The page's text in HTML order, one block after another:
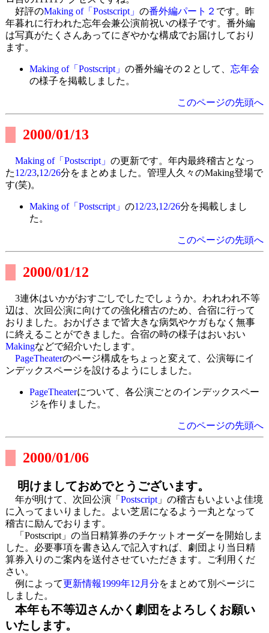
好評のMaking of「Postscript」 の番外編パート２ です。昨
年暮れに行われた忘年会兼公演前祝いの様子です。番外編
は写真がたくさんあってにぎやかな構成でお届けしており
ます。
Making of「Postscript」 の番外編その２として、 忘年会
の様子を掲載しました。
このページの先頭へ
2000/01/13
Making of「Postscript」 の更新です。年内最終稽古となっ
た12/23,12/26分をまとめました。管理人久々のMaking登場で
す(笑)。
Making of「Postscript」 の12/23,12/26分を掲載しまし
た。
このページの先頭へ
2000/01/12
3連休はいかがおすごしでしたでしょうか。われわれ不等
辺は、次回公演に向けての強化稽古のため、合宿に行って
おりました。おかげさまで皆大きな病気やケガもなく無事
に終えることができました。合宿の時の様子はおいおい
Makingなどで紹介いたします。
PageTheaterのページ構成をちょっと変えて、公演毎にイ
ンデックスページを設けるようにしました。
PageTheaterについて、各公演ごとのインデックスペー
ジを作りました。
このページの先頭へ
2000/01/06
明けましておめでとうございます。
年が明けて、次回公演「 Postscript」の稽古もいよいよ佳境
に入ってまいりました。よい芝居になるよう一丸となって
稽古に励んでおります。
「Postscript」の当日精算券のチケットオーダーを開始しま
した。必要事項を書き込んで記入すれば、劇団より当日精
算券入りのご案内を送付させていただきます。ご利用くだ
さい。
例によって更新情報1999年12月分をまとめて別ページに
しました。
本年も不等辺さんかく劇団をよろしくお願い
いたします。